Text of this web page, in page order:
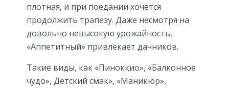
плотная, и при поедании хочется
продолжить трапезу. Даже несмотря на
довольно невысокую урожайность,
«Аппетитный» привлекает дачников.
Такие виды, как «Пиноккио», «Балконное
чудо», Детский смак», «Маникюр»,